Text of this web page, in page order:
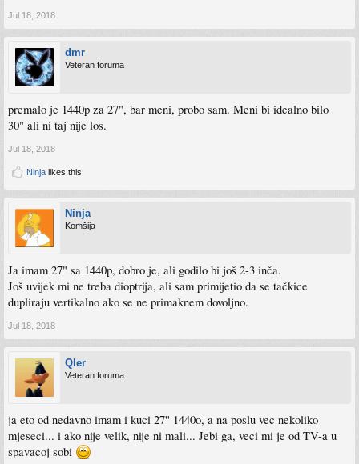
Jul 18, 2018
dmr
Veteran foruma
premalo je 1440p za 27", bar meni, probo sam. Meni bi idealno bilo
30" ali ni taj nije los.
Jul 18, 2018
Ninja likes this.
Ninja
Komšija
Ja imam 27" sa 1440p, dobro je, ali godilo bi još 2-3 inča.
Još uvijek mi ne treba dioptrija, ali sam primijetio da se tačkice
dupliraju vertikalno ako se ne primaknem dovoljno.
Jul 18, 2018
Qler
Veteran foruma
ja eto od nedavno imam i kuci 27'' 1440o, a na poslu vec nekoliko
mjeseci... i ako nije velik, nije ni mali... Jebi ga, veci mi je od TV-a u
spavacoj sobi